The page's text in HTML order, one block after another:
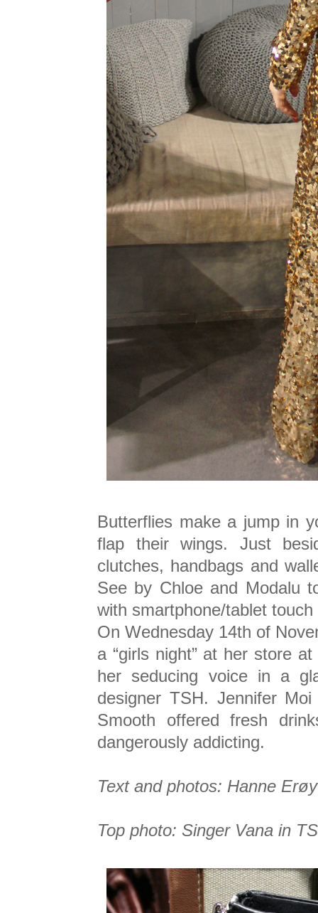
Butterflies make a jump in
flap their wings. Just
clutches, handbags and
See by Chloe and Modalu
with smartphone/tablet
On Wednesday 14th of
a “girls night” at her store
her seducing voice in a
designer TSH. Jennifer
Smooth offered fresh
dangerously addicting.
Text and photos: Hanne Erøy
Top photo: Singer Vana in